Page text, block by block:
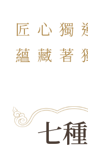
匠心獨
蘊藏著
七